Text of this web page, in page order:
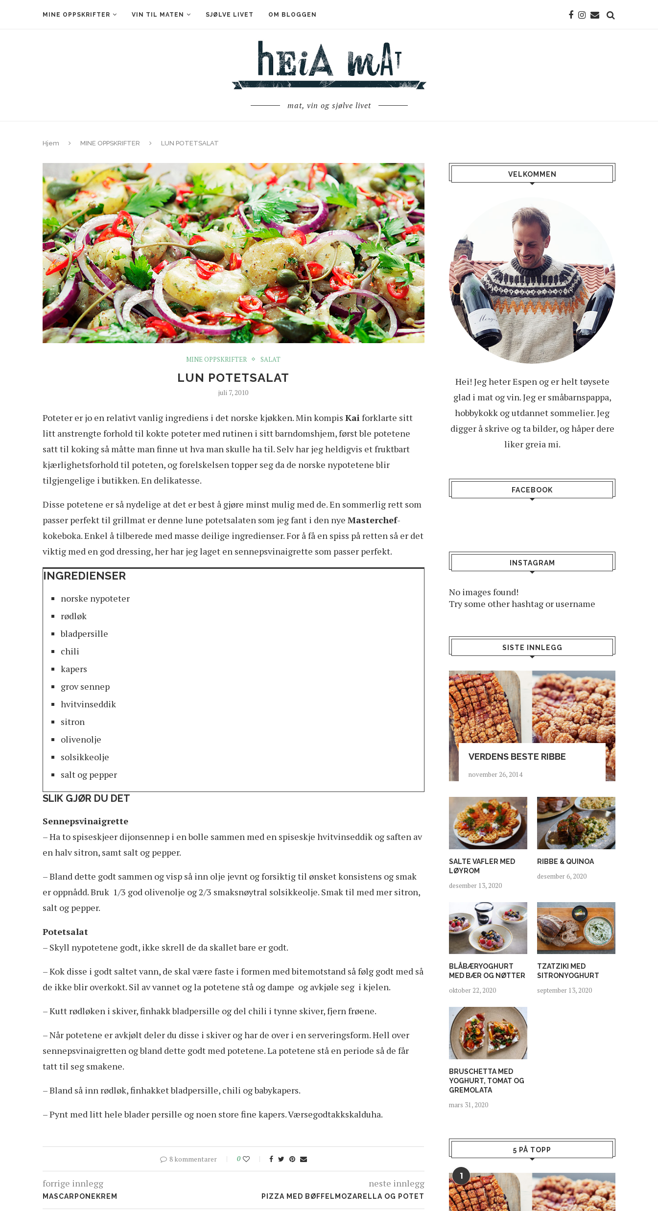
MINE OPPSKRIFTER VIN TIL MATEN SJØLVE LIVET OM BLOGGEN
mat, vin og sjølve livet
Hjem MINE OPPSKRIFTER LUN POTETSALAT
MINE OPPSKRIFTER SALAT
LUN POTETSALAT
juli 7, 2010
Poteter er jo en relativt vanlig ingrediens i det norske kjøkken. Min kompis Kai forklarte sitt
litt anstrengte forhold til kokte poteter med rutinen i sitt barndomshjem, først ble potetene
satt til koking så måtte man finne ut hva man skulle ha til. Selv har jeg heldigvis et fruktbart
kjærlighetsforhold til poteten, og forelskelsen topper seg da de norske nypotetene blir
tilgjengelige i butikken. En delikatesse.
Disse potetene er så nydelige at det er best å gjøre minst mulig med de. En sommerlig rett som
passer perfekt til grillmat er denne lune potetsalaten som jeg fant i den nye Masterchef-
kokeboka. Enkel å tilberede med masse deilige ingredienser. For å få en spiss på retten så er det
viktig med en god dressing, her har jeg laget en sennepsvinaigrette som passer perfekt.
INGREDIENSER
norske nypoteter
rødløk
bladpersille
chili
kapers
grov sennep
hvitvinseddik
sitron
olivenolje
solsikkeolje
salt og pepper
SLIK GJØR DU DET
Sennepsvinaigrette
– Ha to spiseskjeer dijonsennep i en bolle sammen med en spiseskje hvitvinseddik og saften av
en halv sitron, samt salt og pepper.
– Bland dette godt sammen og visp så inn olje jevnt og forsiktig til ønsket konsistens og smak
er oppnådd. Bruk 1/3 god olivenolje og 2/3 smaksnøytral solsikkeolje. Smak til med mer sitron,
salt og pepper.
Potetsalat
– Skyll nypotetene godt, ikke skrell de da skallet bare er godt.
– Kok disse i godt saltet vann, de skal være faste i formen med bitemotstand så følg godt med så
de ikke blir overkokt. Sil av vannet og la potetene stå og dampe og avkjøle seg i kjelen.
– Kutt rødløken i skiver, finhakk bladpersille og del chili i tynne skiver, fjern frøene.
– Når potetene er avkjølt deler du disse i skiver og har de over i en serveringsform. Hell over
sennepsvinaigretten og bland dette godt med potetene. La potetene stå en periode så de får
tatt til seg smakene.
– Bland så inn rødløk, finhakket bladpersille, chili og babykapers.
– Pynt med litt hele blader persille og noen store fine kapers. Værsegodtakkskalduha.
8 kommentarer 0
forrige innlegg
MASCARPONEKREM
neste innlegg
PIZZA MED BØFFELMOZARELLA OG POTET
VELKOMMEN
Hei! Jeg heter Espen og er helt tøysete
glad i mat og vin. Jeg er småbarnspappa,
hobbykokk og utdannet sommelier. Jeg
digger å skrive og ta bilder, og håper dere
liker greia mi.
FACEBOOK
INSTAGRAM
No images found!
Try some other hashtag or username
SISTE INNLEGG
VERDENS BESTE RIBBE
november 26, 2014
SALTE VAFLER MED
LØYROM
desember 13, 2020
RIBBE & QUINOA
desember 6, 2020
BLÅBÆRYOGHURT
MED BÆR OG NØTTER
oktober 22, 2020
TZATZIKI MED
SITRONYOGHURT
september 13, 2020
BRUSCHETTA MED
YOGHURT, TOMAT OG
GREMOLATA
mars 31, 2020
5 PÅ TOPP
1